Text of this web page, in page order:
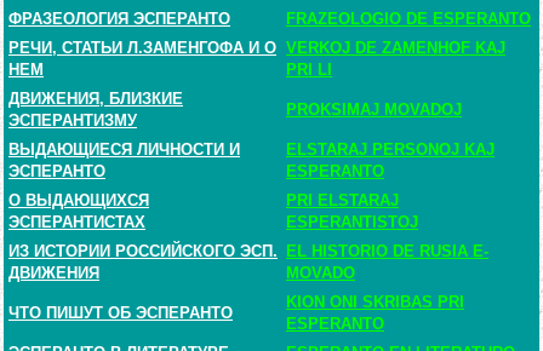
ФРАЗЕОЛОГИЯ ЭСПЕРАНТО
FRAZEOLOGIO DE ESPERANTO
РЕЧИ, СТАТЬИ Л.ЗАМЕНГОФА И О
НЕМ
VERKOJ DE ZAMENHOF KAJ
PRI LI
ДВИЖЕНИЯ, БЛИЗКИЕ
ЭСПЕРАНТИЗМУ
PROKSIMAJ MOVADOJ
ВЫДАЮЩИЕСЯ ЛИЧНОСТИ И
ЭСПЕРАНТО
ELSTARAJ PERSONOJ KAJ
ESPERANTO
О ВЫДАЮЩИХСЯ
ЭСПЕРАНТИСТАХ
PRI ELSTARAJ
ESPERANTISTOJ
ИЗ ИСТОРИИ РОССИЙСКОГО ЭСП.
ДВИЖЕНИЯ
EL HISTORIO DE RUSIA E-
MOVADO
ЧТО ПИШУТ ОБ ЭСПЕРАНТО
KION ONI SKRIBAS PRI
ESPERANTO